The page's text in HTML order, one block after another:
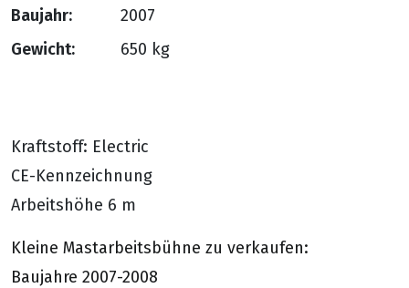
Baujahr:
2007
Gewicht:
650 kg
Kraftstoff: Electric
CE-Kennzeichnung
Arbeitshöhe 6 m
Kleine Mastarbeitsbühne zu verkaufen:
Baujahre 2007-2008